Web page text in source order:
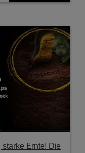
starke Ernte! Die